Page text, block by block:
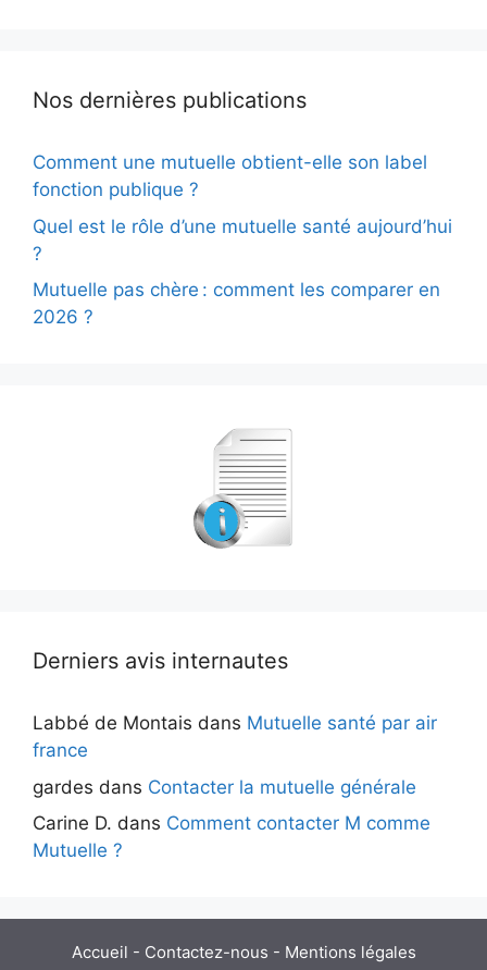
Nos dernières publications
Comment une mutuelle obtient-elle son label
fonction publique ?
Quel est le rôle d’une mutuelle santé aujourd’hui
?
Mutuelle pas chère : comment les comparer en
2026 ?
Derniers avis internautes
Labbé de Montais dans Mutuelle santé par air
france
gardes dans Contacter la mutuelle générale
Carine D. dans Comment contacter M comme
Mutuelle ?
Accueil - Contactez-nous - Mentions légales